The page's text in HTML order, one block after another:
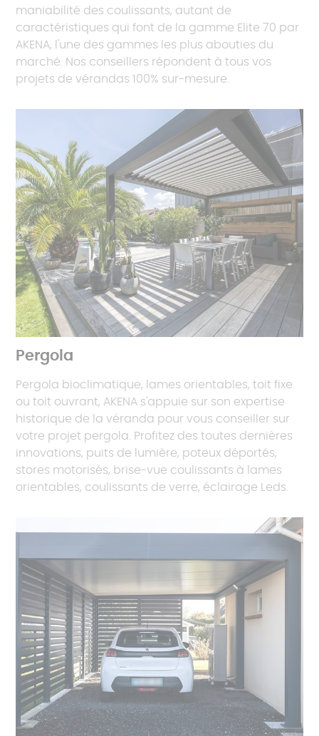
maniabilité des coulissants, autant de
caractéristiques qui font de la gamme Elite 70 par
AKENA, l'une des gammes les plus abouties du
marché. Nos conseillers répondent à tous vos
projets de vérandas 100% sur-mesure.
Pergola
Pergola bioclimatique, lames orientables, toit fixe
ou toit ouvrant, AKENA s'appuie sur son expertise
historique de la véranda pour vous conseiller sur
votre projet pergola. Profitez des toutes dernières
innovations, puits de lumière, poteux déportés,
stores motorisés, brise-vue coulissants à lames
orientables, coulissants de verre, éclairage Leds.